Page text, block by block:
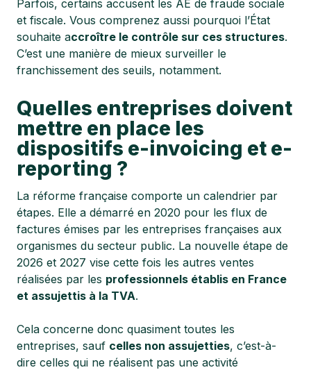
Parfois, certains accusent les AE de fraude sociale
et fiscale. Vous comprenez aussi pourquoi l’État
souhaite accroître le contrôle sur ces structures.
C’est une manière de mieux surveiller le
franchissement des seuils, notamment.
Quelles entreprises doivent
mettre en place les
dispositifs e-invoicing et e-
reporting ?
La réforme française comporte un calendrier par
étapes. Elle a démarré en 2020 pour les flux de
factures émises par les entreprises françaises aux
organismes du secteur public. La nouvelle étape de
2026 et 2027 vise cette fois les autres ventes
réalisées par les professionnels établis en France
et assujettis à la TVA.
Cela concerne donc quasiment toutes les
entreprises, sauf celles non assujetties, c’est-à-
dire celles qui ne réalisent pas une activité